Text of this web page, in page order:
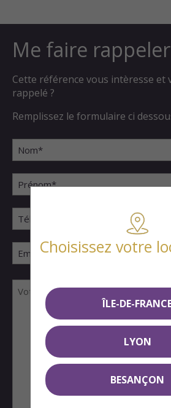
Me faire rappeler
Cette référence vous intèresse et
rappelé ?
Remplissez le formulaire ci
Choisissez votre
ÎLE-DE-
LYON
BESANÇON